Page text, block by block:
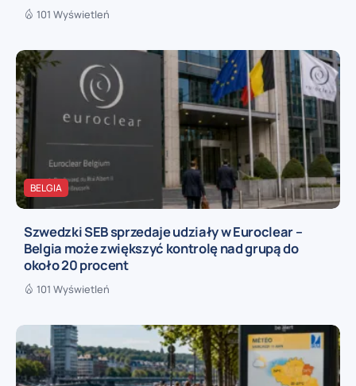
101 Wyświetleń
BELGIA
Szwedzki SEB sprzedaje udziały w Euroclear –
Belgia może zwiększyć kontrolę nad grupą do
około 20 procent
101 Wyświetleń